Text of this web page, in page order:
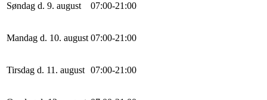
Søndag d. 9. august 07:00-21 :00
Mandag d. 10. august 07:00-21 :00
Tirsdag d. 11. august 07:00-21 :00